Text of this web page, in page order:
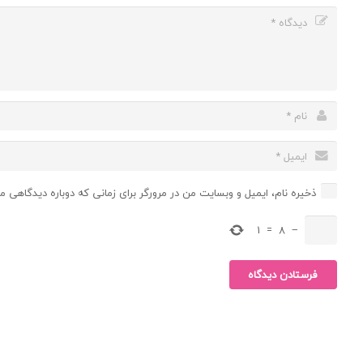
ذخیره نام، ایمیل و وبسایت من در مرورگر برای زمانی که دوباره
−
8
=
1
فرستادن دیدگاه